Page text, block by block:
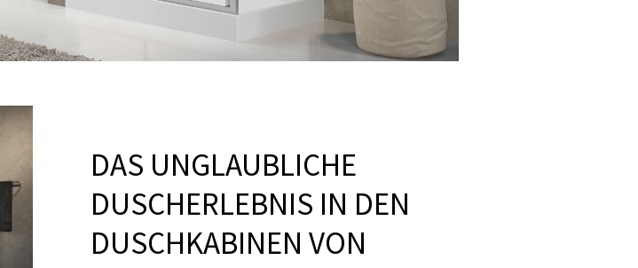
DAS UNGLAUBLICHE
DUSCHERLEBNIS IN DEN
DUSCHKABINEN VON